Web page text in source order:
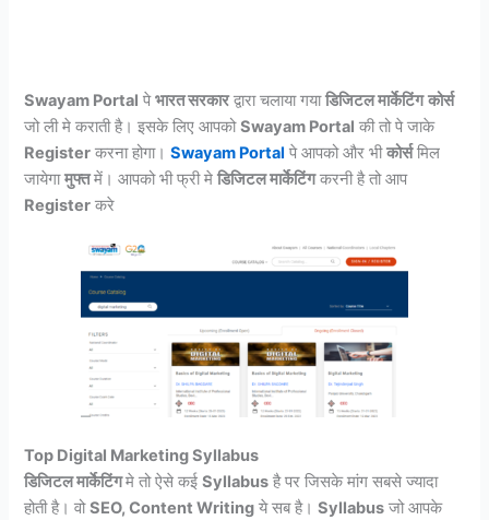
Swayam Portal पेभारत सरकारद्वारा चलाया गयाडिजिटल मार्केटिंग कोर्स
जो ली मे कराती है। इसके लिए आपकोSwayam Portal की तो पे जाके
Register करना होगा।Swayam Portal पे आपको और भीकोर्समिल
जायेगामुफ्तमें। आपको भी फ्री मेडिजिटल मार्केटिंगकरनी है तो आप
Register करे
Top Digital Marketing Syllabus
डिजिटल मार्केटिंगमे तो ऐसे कईSyllabus है पर जिसके मांग सबसे ज्यादा
होती है। वोSEO, Content Writing ये सब है।Syllabus जो आपके